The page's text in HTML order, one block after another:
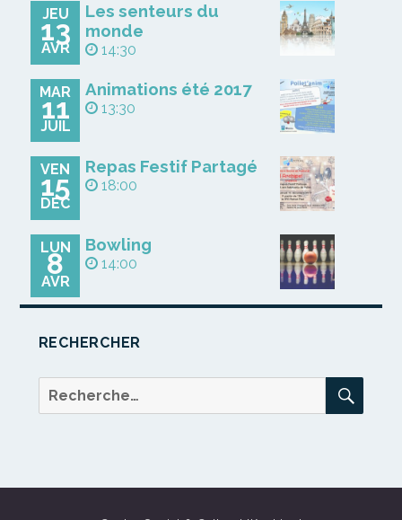
JEU
13
AVR
Les senteurs du
monde
14:30
MAR
11
JUIL
Animations été 2017
13:30
VEN
15
DÉC
Repas Festif Partagé
18:00
LUN
8
AVR
Bowling
14:00
RECHERCHER
Recherche